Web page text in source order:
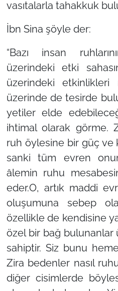
vasıtalarla tahakkuk
İbn Sina şöyle der:
“Bazı insan
üzerindeki etki
üzerindeki etkinlikleri
üzerinde de tesirde
yetiler elde
ihtimal olarak görme.
ruh öylesine bir güç
sanki tüm evren
âlemin ruhu
eder.O, artık maddi
oluşumuna sebep
özellikle de kendisine
özel bir bağ
sahiptir. Siz bunu
Zira bedenler nasıl
diğer cisimlerde